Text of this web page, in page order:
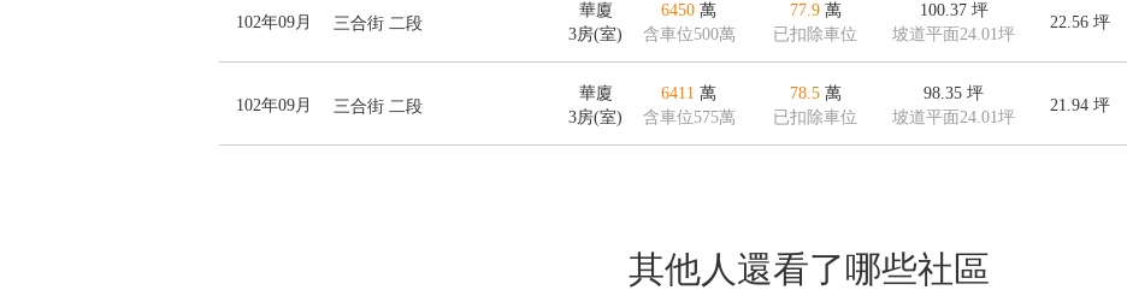
102年09月 三合街 二段
華廈
3房(室)
6450 萬
含車位500萬
77.9萬
已扣除車位
100.37坪
坡道平面24.01坪
22.56 坪
102年09月 三合街 二段
華廈
3房(室)
6411 萬
含車位575萬
78.5萬
已扣除車位
98.35 坪
坡道平面24.01坪
21.94 坪
其他人還看了哪些社區